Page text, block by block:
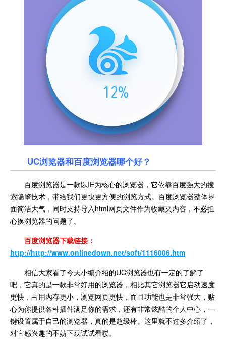
UC浏览器和百度浏览器哪个好？
百度浏览器是一款以IE为核心的浏览器，它依靠百度强大的搜
索隐擎技术，带给我们更快更方便的浏览方式。百度浏览器整体界
面简洁大气，同时支持导入html网页文件作为收藏夹内容，不必担
心换浏览器的问题了。
百度浏览器下载链接：
http://http://www.onlinedown.net/soft/1116006.htm
相信大家看了今天小编介绍的UC浏览器也有一定的了解了
吧，它真的是一款非常好用的浏览器，相比其它浏览器它启动速度
更快，占用内存更小，浏览网页更快，而且功能也是非常强大，贴
心为你提供各种插件满足你的需求，还有非常炫酷的个人中心，一
键设置属于自己的浏览器，真的是超级棒。这里就不过多介绍了，
对它感兴趣的不妨下载试试看喽。